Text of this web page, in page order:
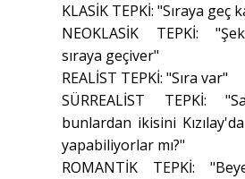
KLASİK TEPKİ: "Sıraya geç
NEOKLASİK TEPKİ:
sıraya geçiver"
REALİST TEPKİ: "Sıra var"
SÜRREALİST TEPKİ:
bunlardan ikisini
yapabiliyorlar mı?"
ROMANTİK TEPKİ: